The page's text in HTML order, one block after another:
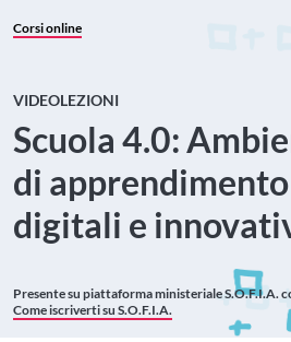
Corsi online
VIDEOLEZIONI
Scuola 4.0:
di apprendimento
digitali e
Presente su piattaforma ministerialeS.O.F.I.A.
Come iscriverti su S.O.F.I.A.